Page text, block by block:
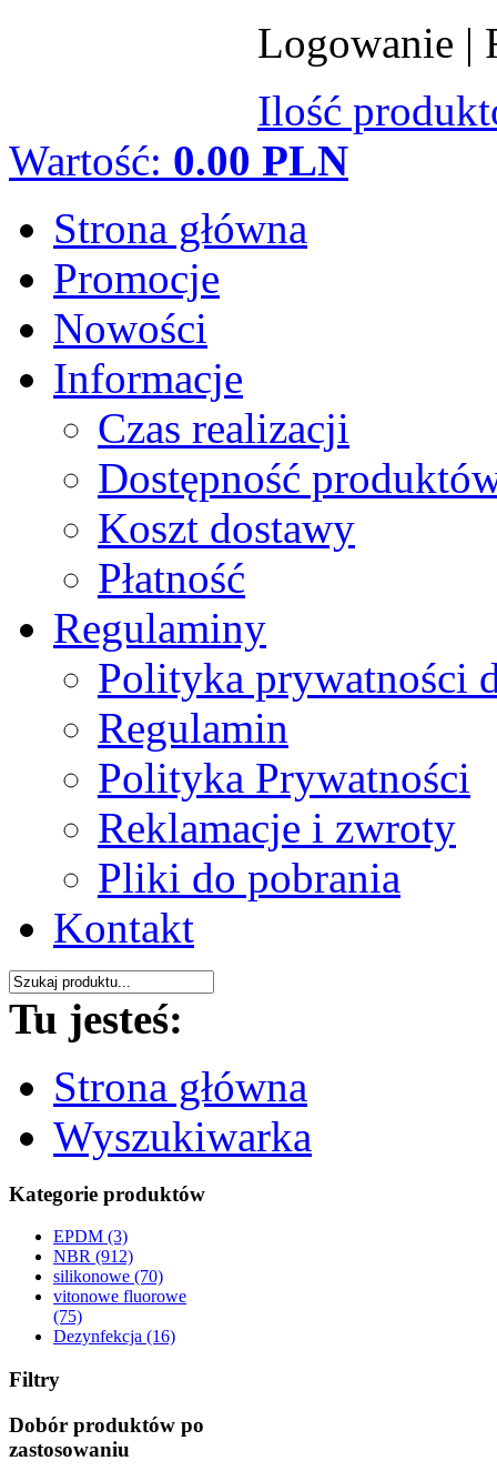
Logowanie |
Ilość
Wartość: 0.00 PLN
Strona główna
Promocje
Nowości
Informacje
Czas realizacji
Dostępność
Koszt dostawy
Płatność
Regulaminy
Polityka prywatności
Regulamin
Polityka Prywatności
Reklamacje i zwroty
Pliki do pobrania
Kontakt
Tu jesteś:
Strona główna
Wyszukiwarka
Kategorie produktów
EPDM (3)
NBR (912)
silikonowe (70)
vitonowe fluorowe
(75)
Dezynfekcja (16)
Filtry
Dobór produktów po
zastosowaniu